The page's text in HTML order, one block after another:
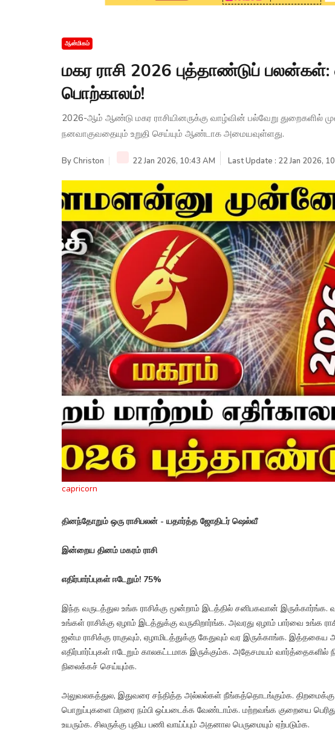
ஆன்மிகம்
மகர ராசி 2026 புத்தாண்டுப் பலன்கள்:
பொற்காலம்!
2026-ஆம் ஆண்டு மகர ராசியினருக்கு வாழ்வின் பல்வேறு
நனவாகுவதையும் உறுதி செய்யும் ஆண்டாக அமையவுள்ளது.
ByChriston 22 Jan 2026, 10:43 AM Last Update : 22 Jan 2026,
capricorn
தினந்தோறும் ஒரு ராசிபலன் - யதார்த்த ஜோதிடர் ஷெல்வீ
இன்றைய தினம் மகரம் ராசி
எதிர்பார்ப்புகள் ஈடேறும்! 75%
இந்த வருடத்துல உங்க ராசிக்கு மூன்றாம் இடத்தில் சனிபகவான் இருக்கார்ங்க.
உங்கள் ராசிக்கு ஏழாம் இடத்துக்கு வருகிறார்ங்க. அவரது ஏழாம் பார்வை உங்க
ஜன்ம ராசிக்கு ராகுவும், ஏழாமிடத்துக்கு கேதுவும் வர இருக்காங்க.
எதிர்பார்ப்புகள் ஈடேறும் காலகட்டமாக இருக்கும்க. அதேசமயம்
நிலைக்கச் செய்யும்க.
அலுவலகத்துல, இதுவரை சந்தித்த அல்லல்கள் நீங்கத்தொடங்கும்க.
பொறுப்புகளை பிறரை நம்பி ஒப்படைக்க வேண்டாம்க. மற்றவங்க குறையை
உயரும்க. சிலருக்கு புதிய பணி வாய்ப்பும் அதனால பெருமையும் ஏற்படும்க.